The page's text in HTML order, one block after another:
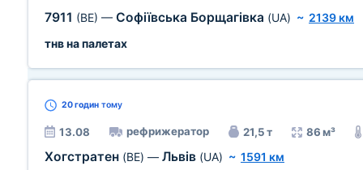
7911 (BE) — Софіївська Борщагівка (UA) ~ 2139 км
тнв на палетах
20 годин тому
13.08 рефрижератор 21,5 т 86 м³
Хогстратен (BE) — Львів (UA) ~ 1591 км